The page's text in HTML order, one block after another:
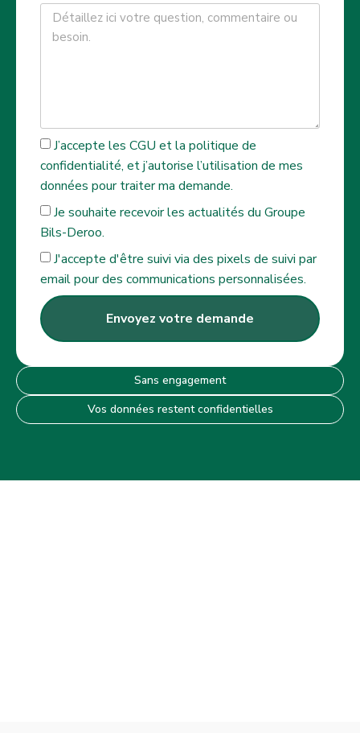
J’accepte les CGU et la politique de
confidentialité, et j’autorise l’utilisation de mes
données pour traiter ma demande.
Je souhaite recevoir les actualités du Groupe
Bils-Deroo.
J'accepte d'être suivi via des pixels de suivi par
email pour des communications personnalisées.
Envoyez votre demande
Sans engagement
Vos données restent confidentielles